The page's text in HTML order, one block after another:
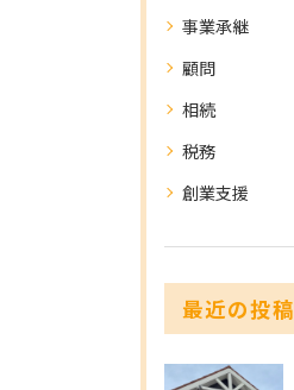
事業承継
顧問
相続
税務
創業支援
最近の投稿